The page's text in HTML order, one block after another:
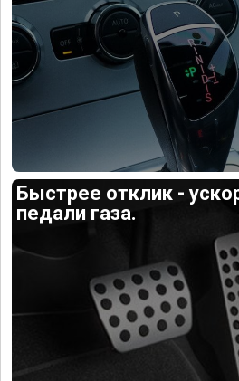
Быстрее отклик -
педали газа.